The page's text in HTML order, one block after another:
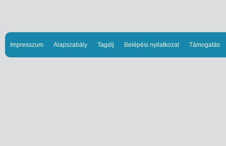
Impresszum Alapszabály Tagdíj Belépési nyilatkozat Támogatás